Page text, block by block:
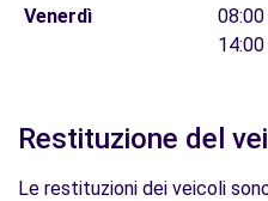
Venerdì
Restituzione del
Le restituzioni dei veicoli